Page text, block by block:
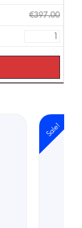
€397.00
Sale!